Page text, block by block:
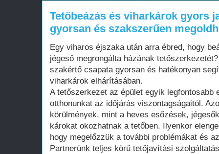
Tetőbeázás és viharkárok gyors
gyorsan és szakszerűen
Egy viharos éjszaka után arra ébred, hogy
jégeső megrongálta házának
szakértő csapata gyorsan és hatékonyan
viharkárok elhárításában.
A tetőszerkezet az épület egyik legfontosabb
otthonunkat az időjárás viszontagságaitól.
körülmények, mint a heves esőzések,
károkat okozhatnak a tetőben. Ilyenkor
hogy megelőzzük a további problémákat és
Partnerünk teljes körű tetőjavítási